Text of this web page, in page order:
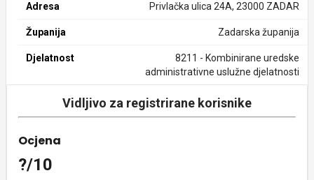
Adresa Privlačka ulica 24A, 23000 ZADAR
Županija Zadarska županija
Djelatnost
8211 - Kombinirane uredske
administrativne uslužne djelatnosti
Vidljivo za registrirane korisnike
Ocjena
?/10